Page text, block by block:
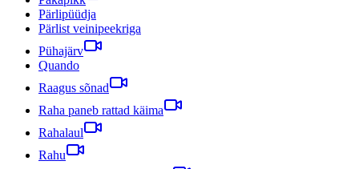
Pärlipüüdja
Pärlist veinipeekriga
Pühajärv
Quando
Raagus sõnad
Raha paneb rattad käima
Rahalaul
Rahu